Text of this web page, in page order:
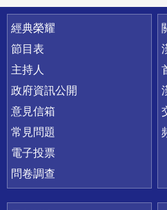
快速連結
經典榮耀
節目表
主持人
政府資訊公開
意見信箱
常見問題
電子投票
問卷調查